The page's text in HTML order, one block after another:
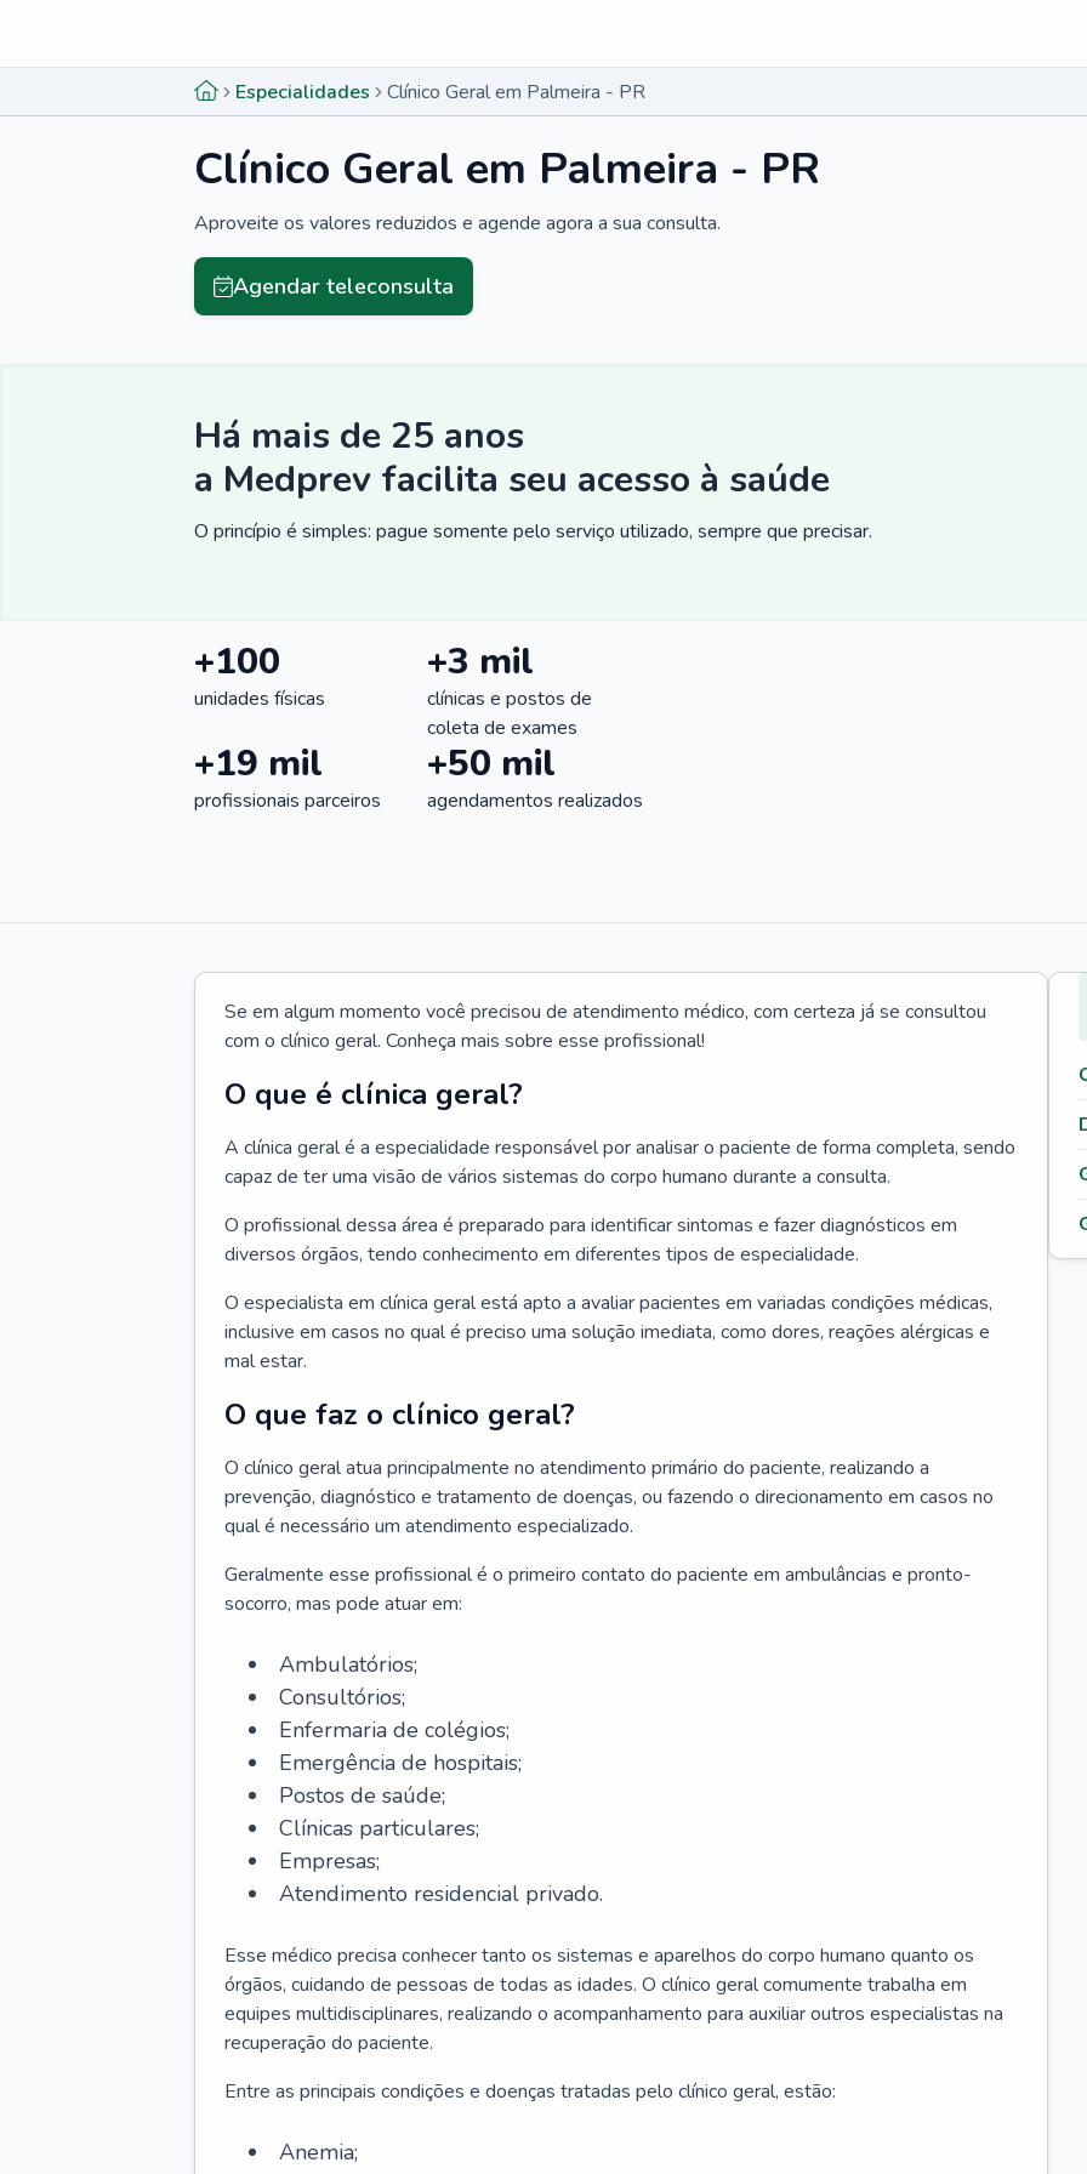
Especialidades Clínico Geral em Palmeira - PR
Clínico Geral em Palmeira - PR
Aproveite os valores reduzidos e agende agora a sua consulta.
Agendar teleconsulta
Há mais de 25 anos
a Medprev facilita seu acesso à saúde
O princípio é simples: pague somente pelo serviço utilizado, sempre que precisar.
+100
unidades físicas
+3 mil
clínicas e postos de
coleta de exames
+19 mil
profissionais parceiros
+50 mil
agendamentos realizados
Se em algum momento você precisou de atendimento médico, com certeza já se consultou
com o clínico geral. Conheça mais sobre esse profissional!
O que é clínica geral?
A clínica geral é a especialidade responsável por analisar o paciente de forma completa, sendo
capaz de ter uma visão de vários sistemas do corpo humano durante a consulta.
O profissional dessa área é preparado para identificar sintomas e fazer diagnósticos em
diversos órgãos, tendo conhecimento em diferentes tipos de especialidade.
O especialista em clínica geral está apto a avaliar pacientes em variadas condições médicas,
inclusive em casos no qual é preciso uma solução imediata, como dores, reações alérgicas e
mal estar.
O que faz o clínico geral?
O clínico geral atua principalmente no atendimento primário do paciente, realizando a
prevenção, diagnóstico e tratamento de doenças, ou fazendo o direcionamento em casos no
qual é necessário um atendimento especializado.
Geralmente esse profissional é o primeiro contato do paciente em ambulâncias e pronto-
socorro, mas pode atuar em:
Ambulatórios;
Consultórios;
Enfermaria de colégios;
Emergência de hospitais;
Postos de saúde;
Clínicas particulares;
Empresas;
Atendimento residencial privado.
Esse médico precisa conhecer tanto os sistemas e aparelhos do corpo humano quanto os
órgãos, cuidando de pessoas de todas as idades. O clínico geral comumente trabalha em
equipes multidisciplinares, realizando o acompanhamento para auxiliar outros especialistas na
recuperação do paciente.
Entre as principais condições e doenças tratadas pelo clínico geral, estão:
Anemia;